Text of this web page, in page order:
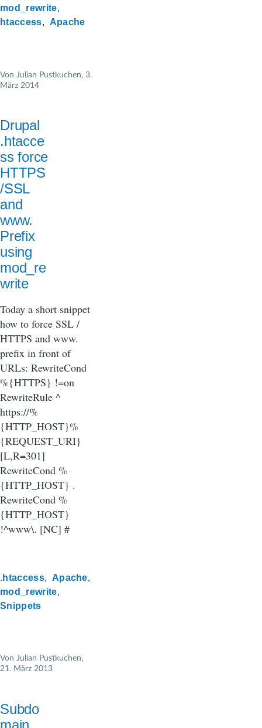
mod_rewrite
htaccess
Apache
Von Julian Pustkuchen, 3.
März 2014
Drupal
.htacce
ss force
HTTPS
/SSL
and
www.
Prefix
using
mod_re
write
Today a short snippet
how to force SSL /
HTTPS and www.
prefix in front of
URLs: RewriteCond
%{HTTPS} !=on
RewriteRule ^
https://%
{HTTP_HOST}%
{REQUEST_URI}
[L,R=301]
RewriteCond %
{HTTP_HOST} .
RewriteCond %
{HTTP_HOST}
!^www\. [NC] #
.htaccess
Apache
mod_rewrite
Snippets
Von Julian Pustkuchen,
21. März 2013
Subdo
main